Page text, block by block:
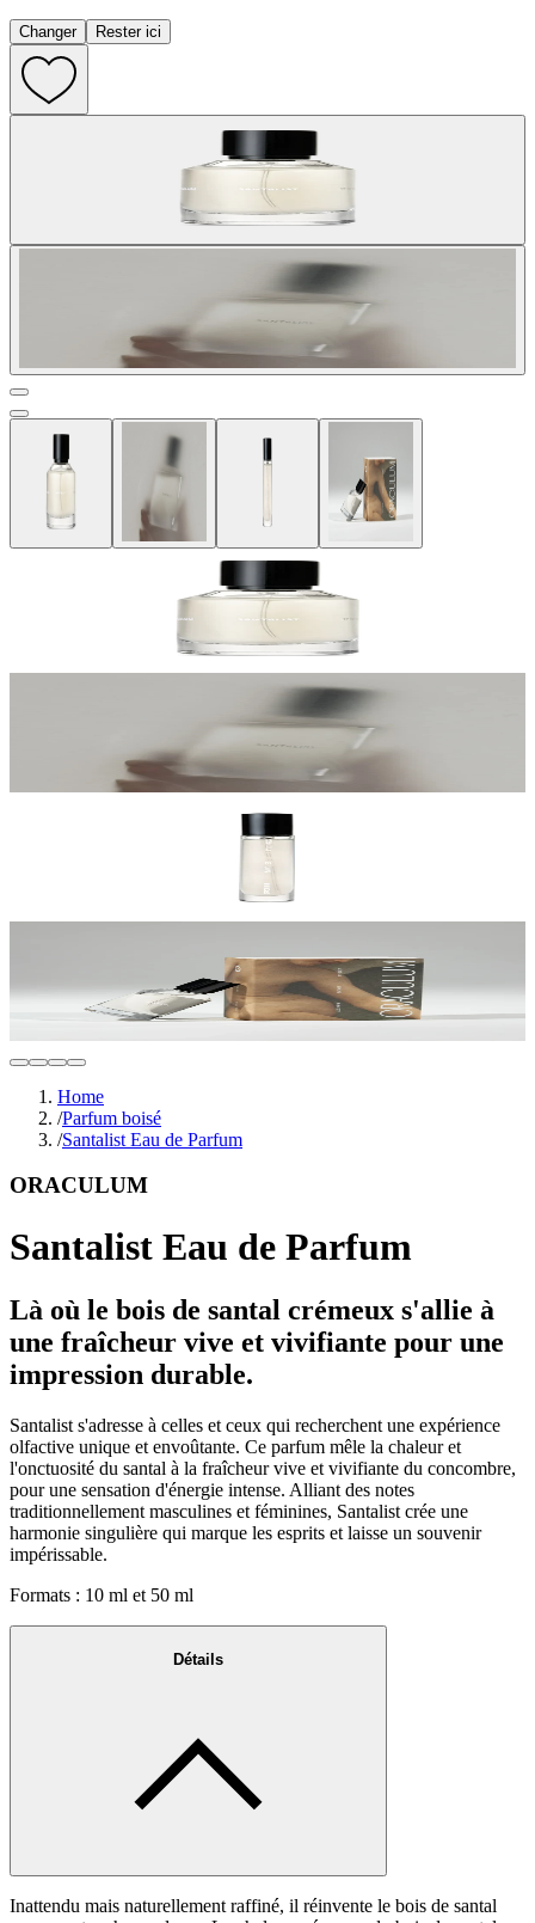
Changer Rester ici
Home
/Parfum boisé
/Santalist Eau de Parfum
ORACULUM
Santalist Eau de Parfum
Là où le bois de santal crémeux s'allie à
une fraîcheur vive et vivifiante pour une
impression durable.
Santalist s'adresse à celles et ceux qui recherchent une expérience
olfactive unique et envoûtante. Ce parfum mêle la chaleur et
l'onctuosité du santal à la fraîcheur vive et vivifiante du concombre,
pour une sensation d'énergie intense. Alliant des notes
traditionnellement masculines et féminines, Santalist crée une
harmonie singulière qui marque les esprits et laisse un souvenir
impérissable.
Formats : 10 ml et 50 ml
Détails
Inattendu mais naturellement raffiné, il réinvente le bois de santal